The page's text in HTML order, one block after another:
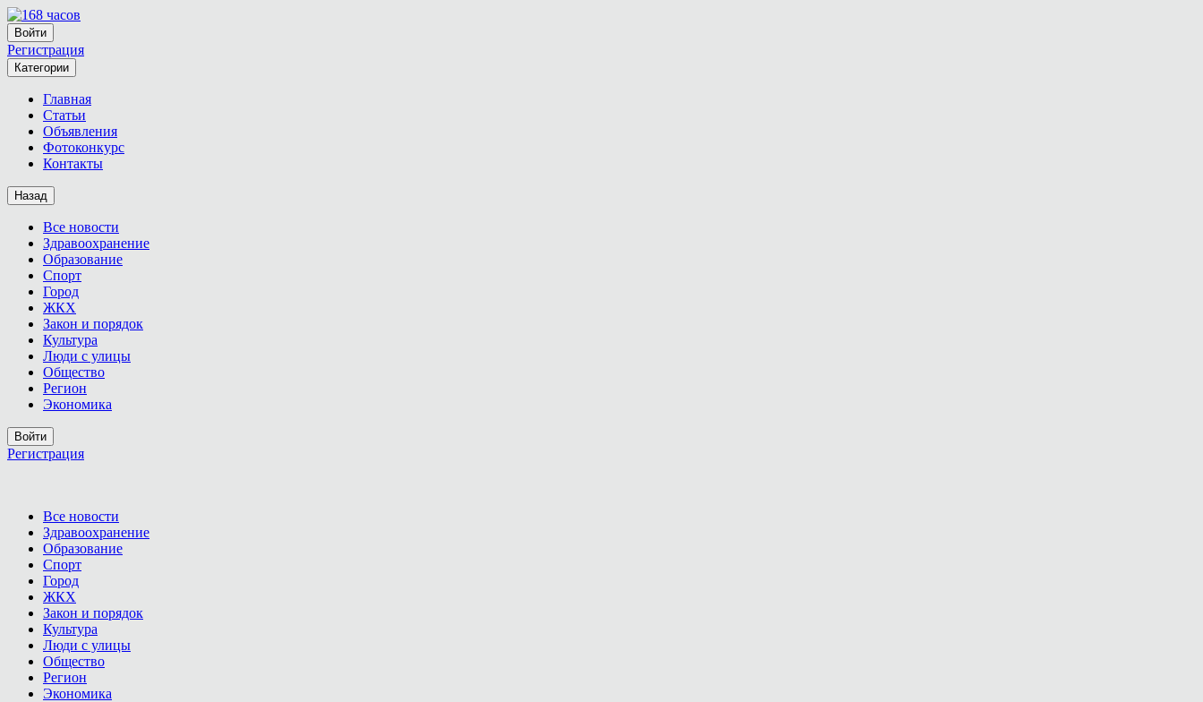
Войти
Регистрация
Категории
Главная
Статьи
Объявления
Фотоконкурс
Контакты
Назад
Все новости
Здравоохранение
Образование
Спорт
Город
ЖКХ
Закон и порядок
Культура
Люди с улицы
Общество
Регион
Экономика
Войти
Регистрация
Все новости
Здравоохранение
Образование
Спорт
Город
ЖКХ
Закон и порядок
Культура
Люди с улицы
Общество
Регион
Экономика